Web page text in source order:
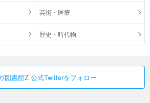
芸術・医療
歴史・時代物
図書館Z 公式Twitterをフォロー